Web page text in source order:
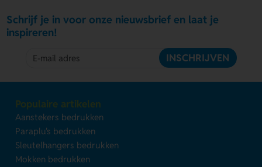
Schrijf je in voor onze nieuwsbrief en laat je
inspireren!
INSCHRIJVEN
Populaire artikelen
Aanstekers bedrukken
Paraplu's bedrukken
Sleutelhangers bedrukken
Mokken bedrukken